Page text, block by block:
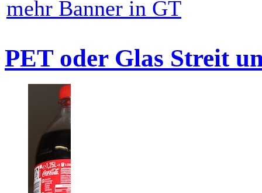
mehr Banner in GT
PET oder Glas Streit